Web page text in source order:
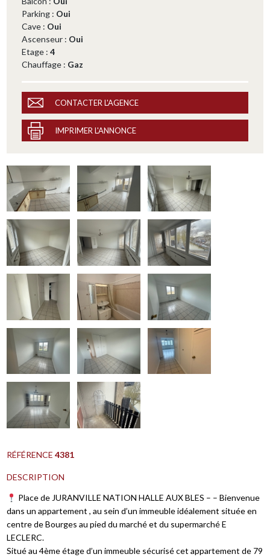
Parking : Oui
Cave : Oui
Ascenseur : Oui
Etage :4
Chauffage : Gaz
CONTACTER L'AGENCE
IMPRIMER L'ANNONCE
RÉFÉRENCE4381
DESCRIPTION
Place de JURANVILLE NATION HALLE AUX BLES – – Bienvenue
dans un appartement , au sein d’un immeuble idéalement située en
centre de Bourges au pied du marché et du supermarché E
LECLERC.
Situé au 4ème étage d’un immeuble sécurisé cet appartement de 79